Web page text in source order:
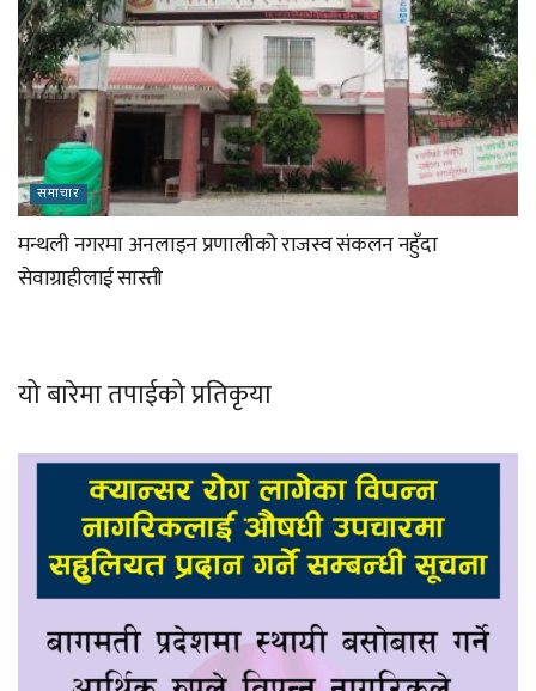
समाचार
मन्थली नगरमा अनलाइन प्रणालीको राजस्व संकलन नहुँदा
सेवाग्राहीलाई सास्ती
यो बारेमा तपाईको प्रतिकृया